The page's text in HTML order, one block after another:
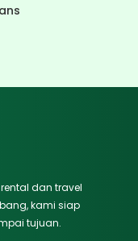
dan travel
kami siap
tujuan.